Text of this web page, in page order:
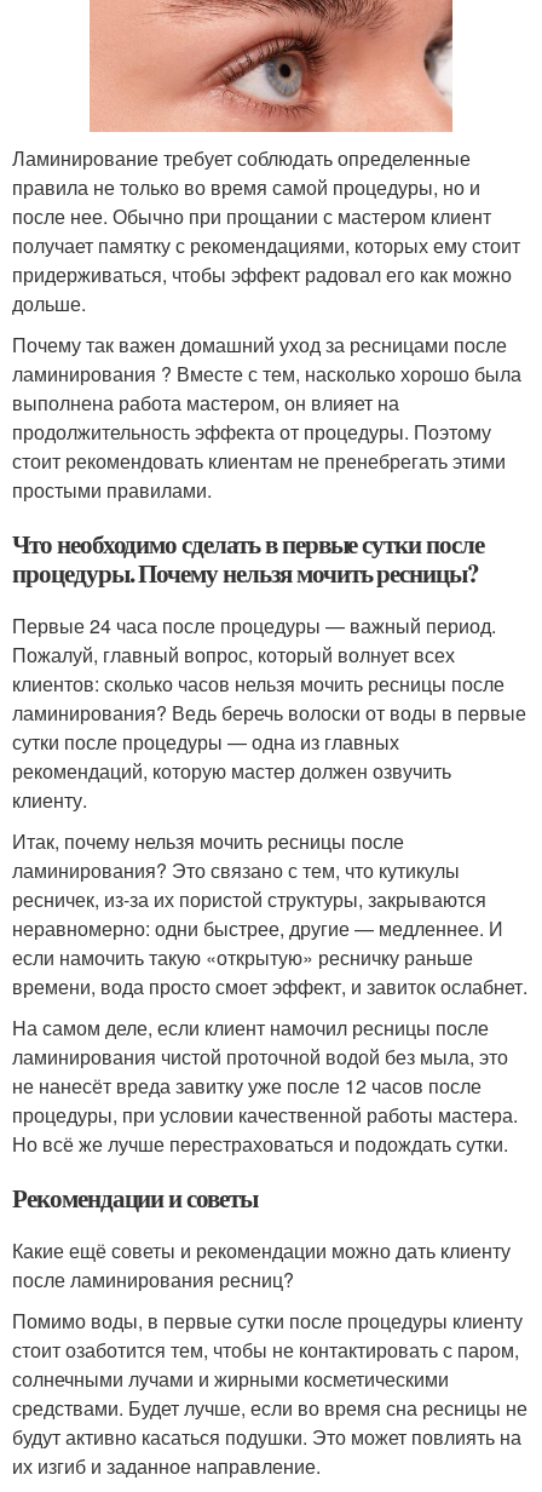
Ламинирование требует соблюдать определенные
правила не только во время самой процедуры, но и
после нее. Обычно при прощании с мастером клиент
получает памятку с рекомендациями, которых ему стоит
придерживаться, чтобы эффект радовал его как можно
дольше.
Почему так важен домашний уход за ресницами после
ламинирования ? Вместе с тем, насколько хорошо была
выполнена работа мастером, он влияет на
продолжительность эффекта от процедуры. Поэтому
стоит рекомендовать клиентам не пренебрегать этими
простыми правилами.
Что необходимо сделать в первые сутки после
процедуры. Почему нельзя мочить ресницы?
Первые 24 часа после процедуры — важный период.
Пожалуй, главный вопрос, который волнует всех
клиентов: сколько часов нельзя мочить ресницы после
ламинирования? Ведь беречь волоски от воды в первые
сутки после процедуры — одна из главных
рекомендаций, которую мастер должен озвучить
клиенту.
Итак, почему нельзя мочить ресницы после
ламинирования? Это связано с тем, что кутикулы
ресничек, из-за их пористой структуры, закрываются
неравномерно: одни быстрее, другие — медленнее. И
если намочить такую «открытую» ресничку раньше
времени, вода просто смоет эффект, и завиток ослабнет.
На самом деле, если клиент намочил ресницы после
ламинирования чистой проточной водой без мыла, это
не нанесёт вреда завитку уже после 12 часов после
процедуры, при условии качественной работы мастера.
Но всё же лучше перестраховаться и подождать сутки.
Рекомендации и советы
Какие ещё советы и рекомендации можно дать клиенту
после ламинирования ресниц?
Помимо воды, в первые сутки после процедуры клиенту
стоит озаботится тем, чтобы не контактировать с паром,
солнечными лучами и жирными косметическими
средствами. Будет лучше, если во время сна ресницы не
будут активно касаться подушки. Это может повлиять на
их изгиб и заданное направление.